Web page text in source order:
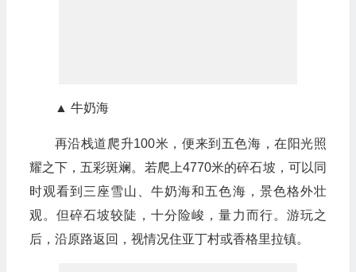
▲ 牛奶海
再沿栈道爬升100米，便来到五色海，在阳光照
耀之下，五彩斑斓。若爬上4770米的碎石坡，可以同
时观看到三座雪山、牛奶海和五色海，景色格外壮
观。但碎石坡较陡，十分险峻，量力而行。游玩之
后，沿原路返回，视情况住亚丁村或香格里拉镇。